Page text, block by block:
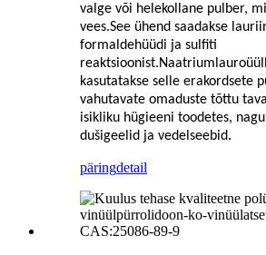
valge või helekollane pulber,
vees.See ühend saadakse
formaldehüüdi ja sulfiti
kasutatakse selle erakordsete
vahutavate omaduste tõttu
isikliku hügieeni toodetes,
dušigeelid ja vedelseebid.
päringdetail